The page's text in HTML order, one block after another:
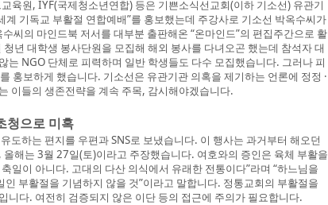
육원, IYF(국제청소년연합) 등은 기쁜소식선교회(이하 기소선) 유관기
기독교 부활절 연합예배”를 홍보했는데 주강사로 기소선 박옥수씨가
씨의 마인드북 저서를 대부분 출판해온 “온마인드”의 편집주간으로 활
년 대학생 봉사단원을 모집해 해외 봉사를 다녀오곤 했는데 참석자 대
는 NGO 단체로 피력하며 일반 학생들도 다수 모집했습니다. 그러나 피
홍보하게 했습니다. 기소선은 유관기관 의혹을 제기하는 언론에 정정 ·
이들의 생존전략을 계속 주목, 감시해야겠습니다.
청으로 미혹
도하는 편지를 우편과 SNS로 보냈습니다. 이 행사는 과거부터 해오던
해는 3월 27일(토)이라고 주장했습니다. 여호와의 증인은 육체 부활을
일이 아니다. 고대의 다산 의식에서 유래한 전통이다”라며 “하느님을
부활절을 기념하지 않을 것”이라고 말합니다. 정통교회의 부활절을
니다. 여전히 검증되지 않은 이단 등의 접근에 주의가 필요합니다.